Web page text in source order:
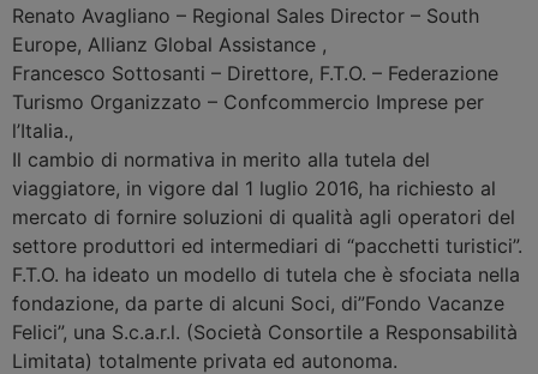
Renato Avagliano – Regional Sales Director – South
Europe, Allianz Global Assistance ,
Francesco Sottosanti – Direttore, F.T.O. – Federazione
Turismo Organizzato – Confcommercio Imprese per
l’Italia.,
Il cambio di normativa in merito alla tutela del
viaggiatore, in vigore dal 1 luglio 2016, ha richiesto al
mercato di fornire soluzioni di qualità agli operatori del
settore produttori ed intermediari di “pacchetti turistici”.
F.T.O. ha ideato un modello di tutela che è sfociata nella
fondazione, da parte di alcuni Soci, di”Fondo Vacanze
Felici”, una S.c.a.r.l. (Società Consortile a Responsabilità
Limitata) totalmente privata ed autonoma.